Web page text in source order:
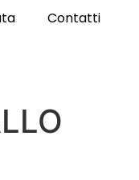
Contatti